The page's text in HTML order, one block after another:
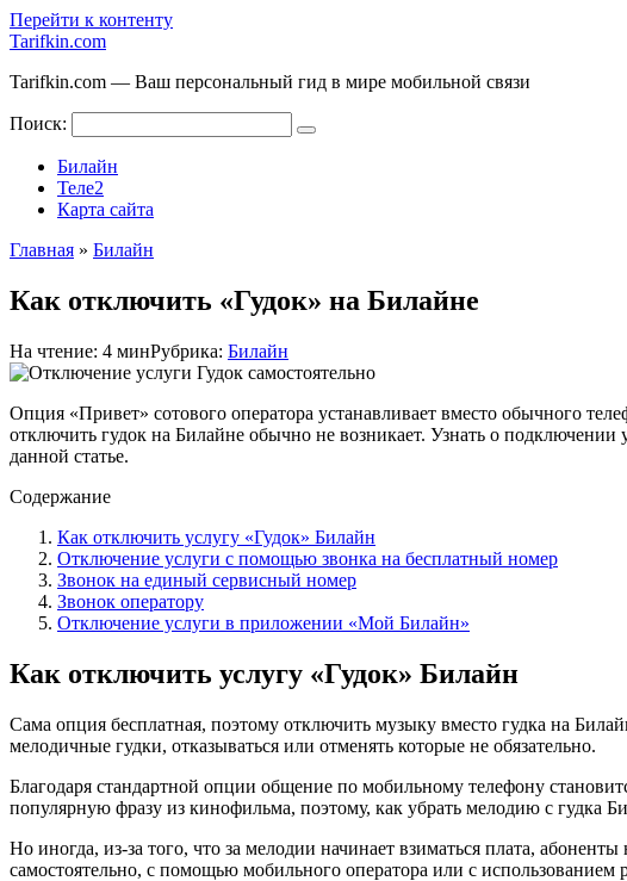
Перейти к контенту
Tarifkin.com
Tarifkin.com — Ваш персональный гид в мире мобильной связи
Поиск:
Билайн
Теле2
Карта сайта
Главная » Билайн
Как отключить «Гудок» на Билайне
На чтение: 4 минРубрика: Билайн
Опция «Привет» сотового оператора устанавливает вместо обычного
отключить гудок на Билайне обычно не возникает. Узнать о
данной статье.
Содержание
Как отключить услугу «Гудок» Билайн
Отключение услуги с помощью звонка на бесплатный номер
Звонок на единый сервисный номер
Звонок оператору
Отключение услуги в приложении «Мой Билайн»
Как отключить услугу «Гудок» Билайн
Сама опция бесплатная, поэтому отключить музыку вместо гудка на
мелодичные гудки, отказываться или отменять которые не обязательно.
Благодаря стандартной опции общение по мобильному телефону
популярную фразу из кинофильма, поэтому, как убрать мелодию с гудка
Но иногда, из-за того, что за мелодии начинает взиматься плата,
самостоятельно, с помощью мобильного оператора или с использованием